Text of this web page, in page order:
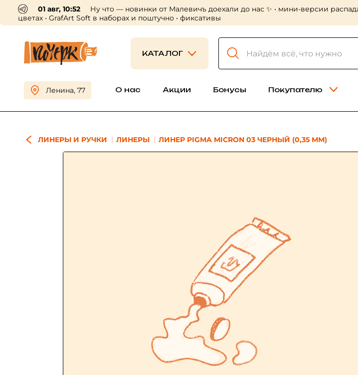
01 авг, 10:52
Ну что — новинки от Малевичъ доехали до нас ✨ • мини-версии
цветах • GrafArt Soft в наборах и поштучно • фиксативы
КАТАЛОГ
Ленина, 77 О нас Акции Бонусы Покупателю
ЛИНЕРЫ И РУЧКИ ЛИНЕРЫ ЛИНЕР PIGMA MICRON 03 ЧЕРНЫЙ (0,35 ММ)